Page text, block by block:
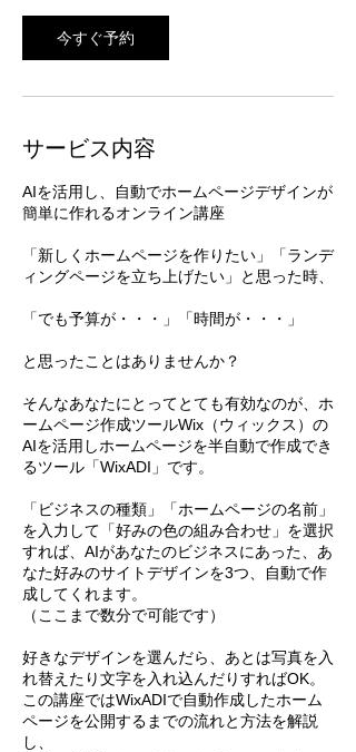
今すぐ予約
サービス内容
AIを活用し、自動でホームページデザインが
簡単に作れるオンライン講座
「新しくホームページを作りたい」「ランデ
ィングページを立ち上げたい」と思った時、
「でも予算が・・・」「時間が・・・」
と思ったことはありませんか？
そんなあなたにとってとても有効なのが、ホ
ームページ作成ツールWix（ウィックス）の
AIを活用しホームページを半自動で作成でき
るツール「WixADI」です。
「ビジネスの種類」「ホームページの名前」
を入力して「好みの色の組み合わせ」を選択
すれば、AIがあなたのビジネスにあった、あ
なた好みのサイトデザインを3つ、自動で作
成してくれます。
（ここまで数分で可能です）
好きなデザインを選んだら、あとは写真を入
れ替えたり文字を入れ込んだりすればOK。
この講座ではWixADIで自動作成したホーム
ページを公開するまでの流れと方法を解説
し、